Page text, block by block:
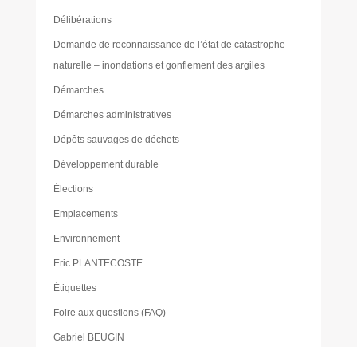
Délibérations
Demande de reconnaissance de l’état de catastrophe
naturelle – inondations et gonflement des argiles
Démarches
Démarches administratives
Dépôts sauvages de déchets
Développement durable
Élections
Emplacements
Environnement
Eric PLANTECOSTE
Étiquettes
Foire aux questions (FAQ)
Gabriel BEUGIN